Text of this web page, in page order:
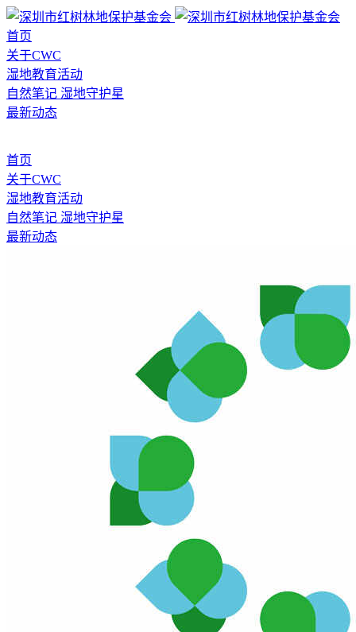
首页
关于CWC
湿地教育活动
自然笔记 湿地守护星
最新动态
首页
关于CWC
湿地教育活动
自然笔记 湿地守护星
最新动态